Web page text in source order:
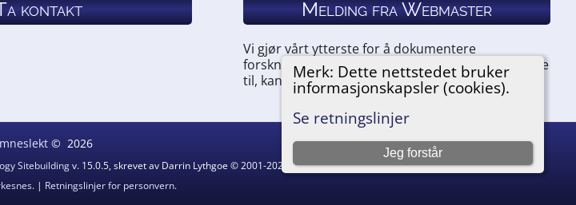
Merk: Dette nettstedet bruker
informasjonskapsler (cookies).
Se retningslinjer
Jeg forstår
kontakt Melding fra Webmaster
Vi gjør vårt ytterste for å dokumentere
forskningen vår. Hvis du har noe du ønsker å legge
til, kan du kontakte oss.
© 2026
Sitebuildingv. 15.0.5, skrevet av Darrin Lythgoe © 2001-2026.
. | Retningslinjer for personvern.